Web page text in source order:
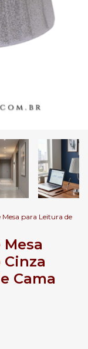
para Leitura de
Cama